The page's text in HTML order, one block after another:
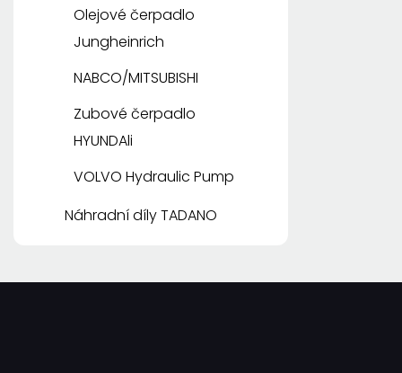
Olejové čerpadlo
Jungheinrich
NABCO/MITSUBISHI
Zubové čerpadlo
HYUNDAli
VOLVO Hydraulic Pump
Náhradní díly TADANO